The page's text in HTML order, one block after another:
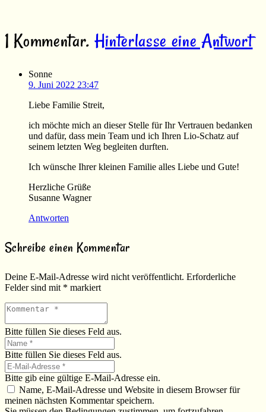
1 Kommentar. Hinterlasse eine Antwort
Sonne
9. Juni 2022 23:47
Liebe Familie Streit,
ich möchte mich an dieser Stelle für Ihr Vertrauen bedanken
und dafür, dass mein Team und ich Ihren Lio-Schatz auf
seinem letzten Weg begleiten durften.
Ich wünsche Ihrer kleinen Familie alles Liebe und Gute!
Herzliche Grüße
Susanne Wagner
Antworten
Schreibe einen Kommentar
Deine E-Mail-Adresse wird nicht veröffentlicht. Erforderliche
Felder sind mit * markiert
Bitte füllen Sie dieses Feld aus.
Bitte füllen Sie dieses Feld aus.
Bitte gib eine gültige E-Mail-Adresse ein.
Name, E-Mail-Adresse und Website in diesem Browser für
meinen nächsten Kommentar speichern.